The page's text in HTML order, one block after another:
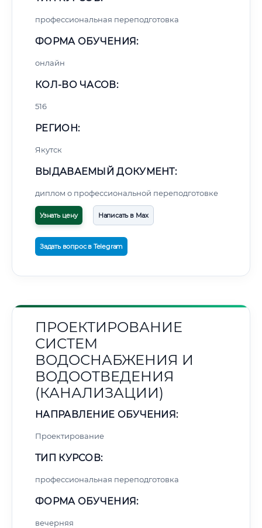
профессиональная переподготовка
ФОРМА ОБУЧЕНИЯ:
онлайн
КОЛ-ВО ЧАСОВ:
516
РЕГИОН:
Якутск
ВЫДАВАЕМЫЙ ДОКУМЕНТ:
диплом о профессиональной переподготовке
Узнать цену Написать в Max
Задать вопрос в Telegram
ПРОЕКТИРОВАНИЕ
СИСТЕМ
ВОДОСНАБЖЕНИЯ И
ВОДООТВЕДЕНИЯ
(КАНАЛИЗАЦИИ)
НАПРАВЛЕНИЕ ОБУЧЕНИЯ:
Проектирование
ТИП КУРСОВ:
профессиональная переподготовка
ФОРМА ОБУЧЕНИЯ:
вечерняя